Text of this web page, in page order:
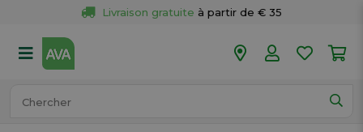
Livraison gratuite à partir de € 35
50 magasins